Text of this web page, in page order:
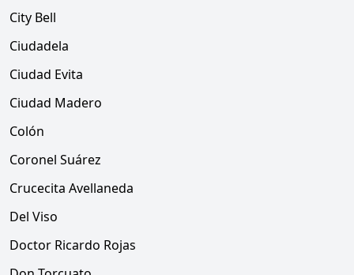
City Bell
Ciudadela
Ciudad Evita
Ciudad Madero
Colón
Coronel Suárez
Crucecita Avellaneda
Del Viso
Doctor Ricardo Rojas